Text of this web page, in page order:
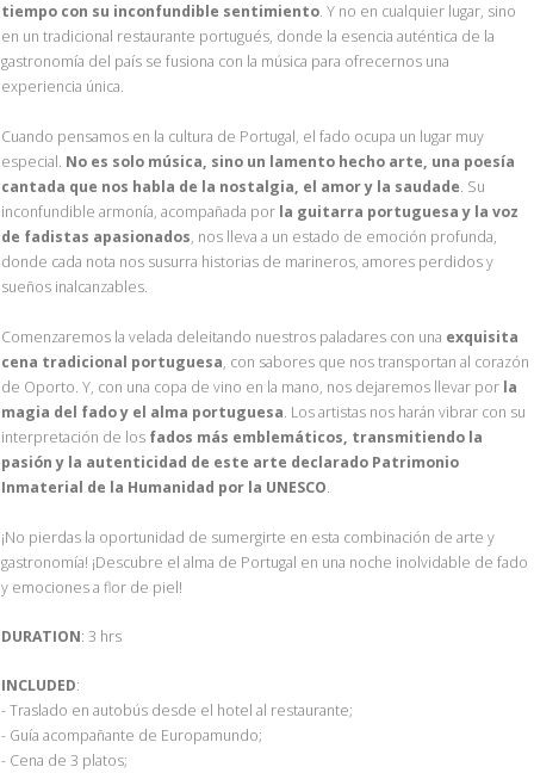
tiempo con su inconfundible sentimiento. Y no en cualquier lugar, sino
en un tradicional restaurante portugués, donde la esencia auténtica de la
gastronomía del país se fusiona con la música para ofrecernos una
experiencia única.
Cuando pensamos en la cultura de Portugal, el fado ocupa un lugar muy
especial. No es solo música, sino un lamento hecho arte, una poesía
cantada que nos habla de la nostalgia, el amor y la saudade. Su
inconfundible armonía, acompañada por la guitarra portuguesa y la voz
de fadistas apasionados, nos lleva a un estado de emoción profunda,
donde cada nota nos susurra historias de marineros, amores perdidos y
sueños inalcanzables.
Comenzaremos la velada deleitando nuestros paladares con una exquisita
cena tradicional portuguesa, con sabores que nos transportan al corazón
de Oporto. Y, con una copa de vino en la mano, nos dejaremos llevar por la
magia del fado y el alma portuguesa. Los artistas nos harán vibrar con su
interpretación de los fados más emblemáticos, transmitiendo la
pasión y la autenticidad de este arte declarado Patrimonio
Inmaterial de la Humanidad por la UNESCO.
¡No pierdas la oportunidad de sumergirte en esta combinación de arte y
gastronomía! ¡Descubre el alma de Portugal en una noche inolvidable de fado
y emociones a flor de piel!
DURATION: 3 hrs
INCLUDED:
- Traslado en autobús desde el hotel al restaurante;
- Guía acompañante de Europamundo;
- Cena de 3 platos;